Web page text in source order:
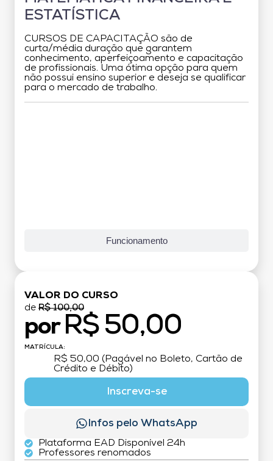
ESTATÍSTICA
CURSOS DE CAPACITAÇÃO são de
curta/média duração que garantem
conhecimento, aperfeiçoamento e capacitação
de profissionais. Uma ótima opção para quem
não possui ensino superior e deseja se qualificar
para o mercado de trabalho.
Funcionamento
VALOR DO CURSO
de R$ 100,00
por R$ 50,00
MATRÍCULA:
R$ 50,00 (Pagável no Boleto, Cartão de
Crédito e Débito)
Inscreva-se
Infos pelo WhatsApp
Plataforma EAD Disponível 24h
Professores renomados